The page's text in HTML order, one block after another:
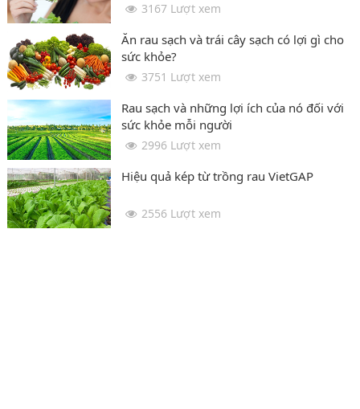
3167 Lượt xem
Ăn rau sạch và trái cây sạch có lợi gì cho
sức khỏe?
3751 Lượt xem
Rau sạch và những lợi ích của nó đối với
sức khỏe mỗi người
2996 Lượt xem
Hiệu quả kép từ trồng rau VietGAP
2556 Lượt xem